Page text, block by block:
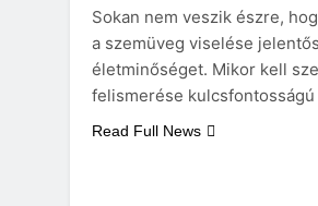
Sokan nem veszik észre,
a szemüveg viselése
életminőséget. Mikor kell
felismerése
Read Full News